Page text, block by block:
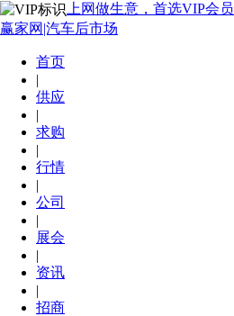
上网做生意，首选VIP会员
赢家网|汽车后市场
首页
|
供应
|
求购
|
行情
|
公司
|
展会
|
资讯
|
招商